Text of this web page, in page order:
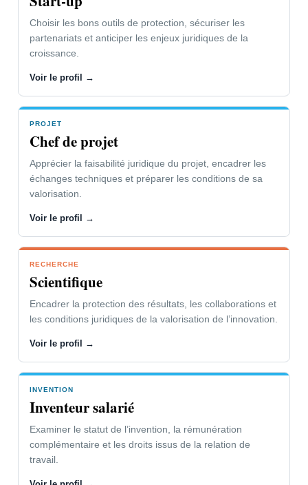
Choisir les bons outils de protection, sécuriser les
partenariats et anticiper les enjeux juridiques de la
croissance.
Voir le profil →
PROJET
Chef de projet
Apprécier la faisabilité juridique du projet, encadrer les
échanges techniques et préparer les conditions de sa
valorisation.
Voir le profil →
RECHERCHE
Scientifique
Encadrer la protection des résultats, les collaborations et
les conditions juridiques de la valorisation de l’innovation.
Voir le profil →
INVENTION
Inventeur salarié
Examiner le statut de l’invention, la rémunération
complémentaire et les droits issus de la relation de
travail.